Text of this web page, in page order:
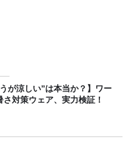
うが涼しい”は本当か？】ワー
さ対策ウェア、実力検証！